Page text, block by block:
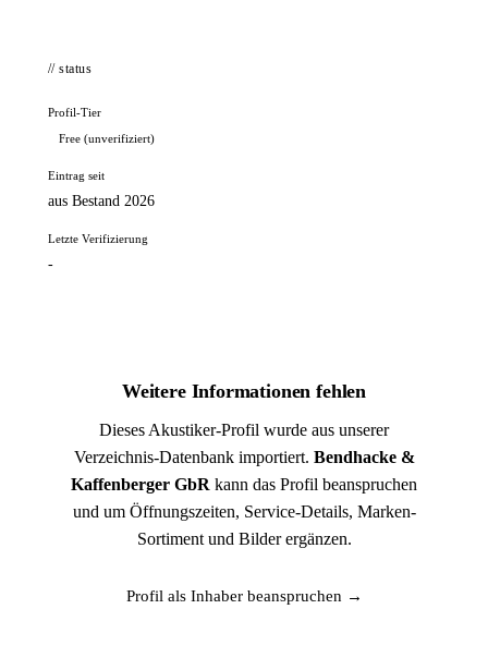
// status
Profil-Tier
Free (unverifiziert)
Eintrag seit
aus Bestand 2026
Letzte Verifizierung
-
Weitere Informationen fehlen
Dieses Akustiker-Profil wurde aus unserer
Verzeichnis-Datenbank importiert. Bendhacke &
Kaffenberger GbR kann das Profil beanspruchen
und um Öffnungszeiten, Service-Details, Marken-
Sortiment und Bilder ergänzen.
Profil als Inhaber beanspruchen →